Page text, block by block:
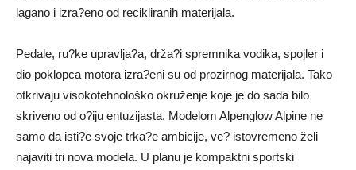
lagano i izra?eno od recikliranih materijala.
Pedale, ru?ke upravlja?a, drža?i spremnika vodika, spojler i
dio poklopca motora izra?eni su od prozirnog materijala. Tako
otkrivaju visokotehnološko okruženje koje je do sada bilo
skriveno od o?iju entuzijasta. Modelom Alpenglow Alpine ne
samo da isti?e svoje trka?e ambicije, ve? istovremeno želi
najaviti tri nova modela. U planu je kompaktni sportski